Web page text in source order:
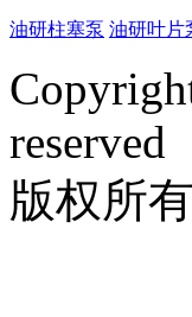
油研柱塞泵 油研叶片
reserved
版权所